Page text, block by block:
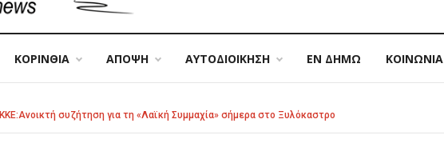
ΚΟΡΙΝΘΙΑ ΑΠΟΨΗ ΑΥΤΟΔΙΟΙΚΗΣΗ ΕΝ ΔΗΜΩ ΚΟΙΝΩΝΙΑ
ΚΚΕ:Ανοικτή συζήτηση για τη «Λαϊκή Συμμαχία» σήμερα στο Ξυλόκαστρο